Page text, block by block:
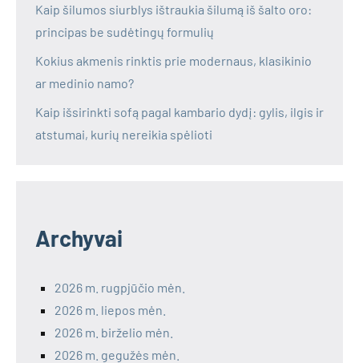
Kaip šilumos siurblys ištraukia šilumą iš šalto oro:
principas be sudėtingų formulių
Kokius akmenis rinktis prie modernaus, klasikinio
ar medinio namo?
Kaip išsirinkti sofą pagal kambario dydį: gylis, ilgis ir
atstumai, kurių nereikia spėlioti
Archyvai
2026 m. rugpjūčio mėn.
2026 m. liepos mėn.
2026 m. birželio mėn.
2026 m. gegužės mėn.